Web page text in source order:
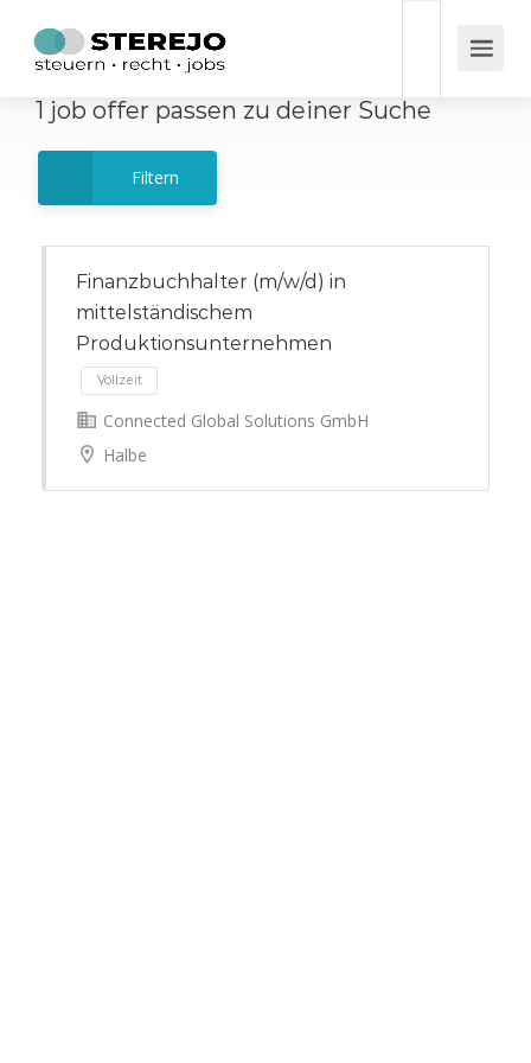
1 job offer passen zu deiner Suche
Filtern
Finanzbuchhalter (m/w/d) in
mittelständischem
Produktionsunternehmen
Vollzeit
Connected Global Solutions GmbH
Halbe